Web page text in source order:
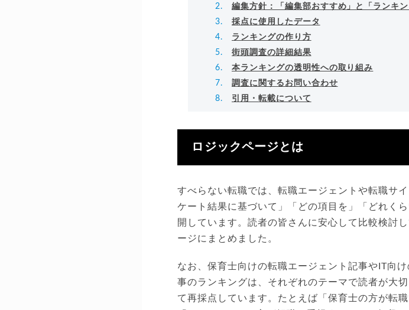
編集方針：「編集部おすすめ」と「ランキ
採点に使用したデータ
ランキングの作り方
街頭調査の詳細結果
本ランキングの透明性への取り組み
調査に関するお問い合わせ
引用・転載について
ロジックページとは
すべらない転職では、転職エージェントや転職サ
ケート結果に基づいて」「どの項目を」「どれく
開しています。読者の皆さんに安心して比較検討
ージにまとめました。
なお、保育士向けの転職エージェント記事やIT向
事のランキングは、それぞれのテーマで読者が大
て再採点しています。たとえば「保育士の方が転